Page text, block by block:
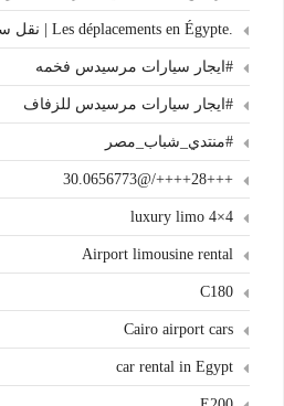
#ايجار سيارات مرسيدس فخمه
#ايجار سيارات مرسيدس للزفاف
#منتدي_شباب_مصر
+++28++++/@30.0656773
4×4 luxury limo
Airport limousine rental
C180
Cairo airport cars
car rental in Egypt